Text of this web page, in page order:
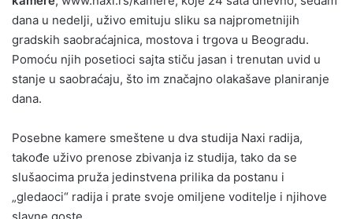
dana u nedelji, uživo emituju sliku sa najprometnijih
gradskih saobraćajnica, mostova i trgova u Beogradu.
Pomoću njih posetioci sajta stiču jasan i trenutan uvid u
stanje u saobraćaju, što im značajno olakašave planiranje
dana.
Posebne kamere smeštene u dva studija Naxi radija,
takođe uživo prenose zbivanja iz studija, tako da se
slušaocima pruža jedinstvena prilika da postanu i
„gledaoci“ radija i prate svoje omiljene voditelje i njihove